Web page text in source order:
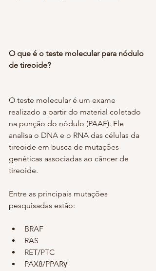
O que é o teste molecular para nódulo
de tireoide?
O teste molecular é um exame
realizado a partir do material coletado
na punção do nódulo (PAAF). Ele
analisa o DNA e o RNA das células da
tireoide em busca de mutações
genéticas associadas ao câncer de
tireoide.
Entre as principais mutações
pesquisadas estão:
BRAF
RAS
RET/PTC
PAX8/PPARγ